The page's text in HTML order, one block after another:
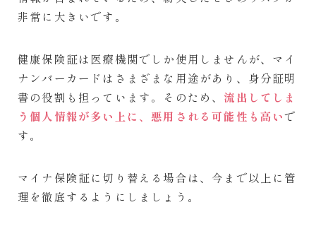
非常に大きいです。
健康保険証は医療機関でしか使用しませんが、マイ
ナンバーカードはさまざまな用途があり、身分証明
書の役割も担っています。そのため、 流出してしま
う個人情報が多い上に、悪用される可能性も高いで
す。
マイナ保険証に切り替える場合は、今まで以上に管
理を徹底するようにしましょう。